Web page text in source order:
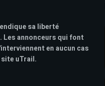
sa liberté
Les annonceurs qui font
en aucun cas
uTrail.